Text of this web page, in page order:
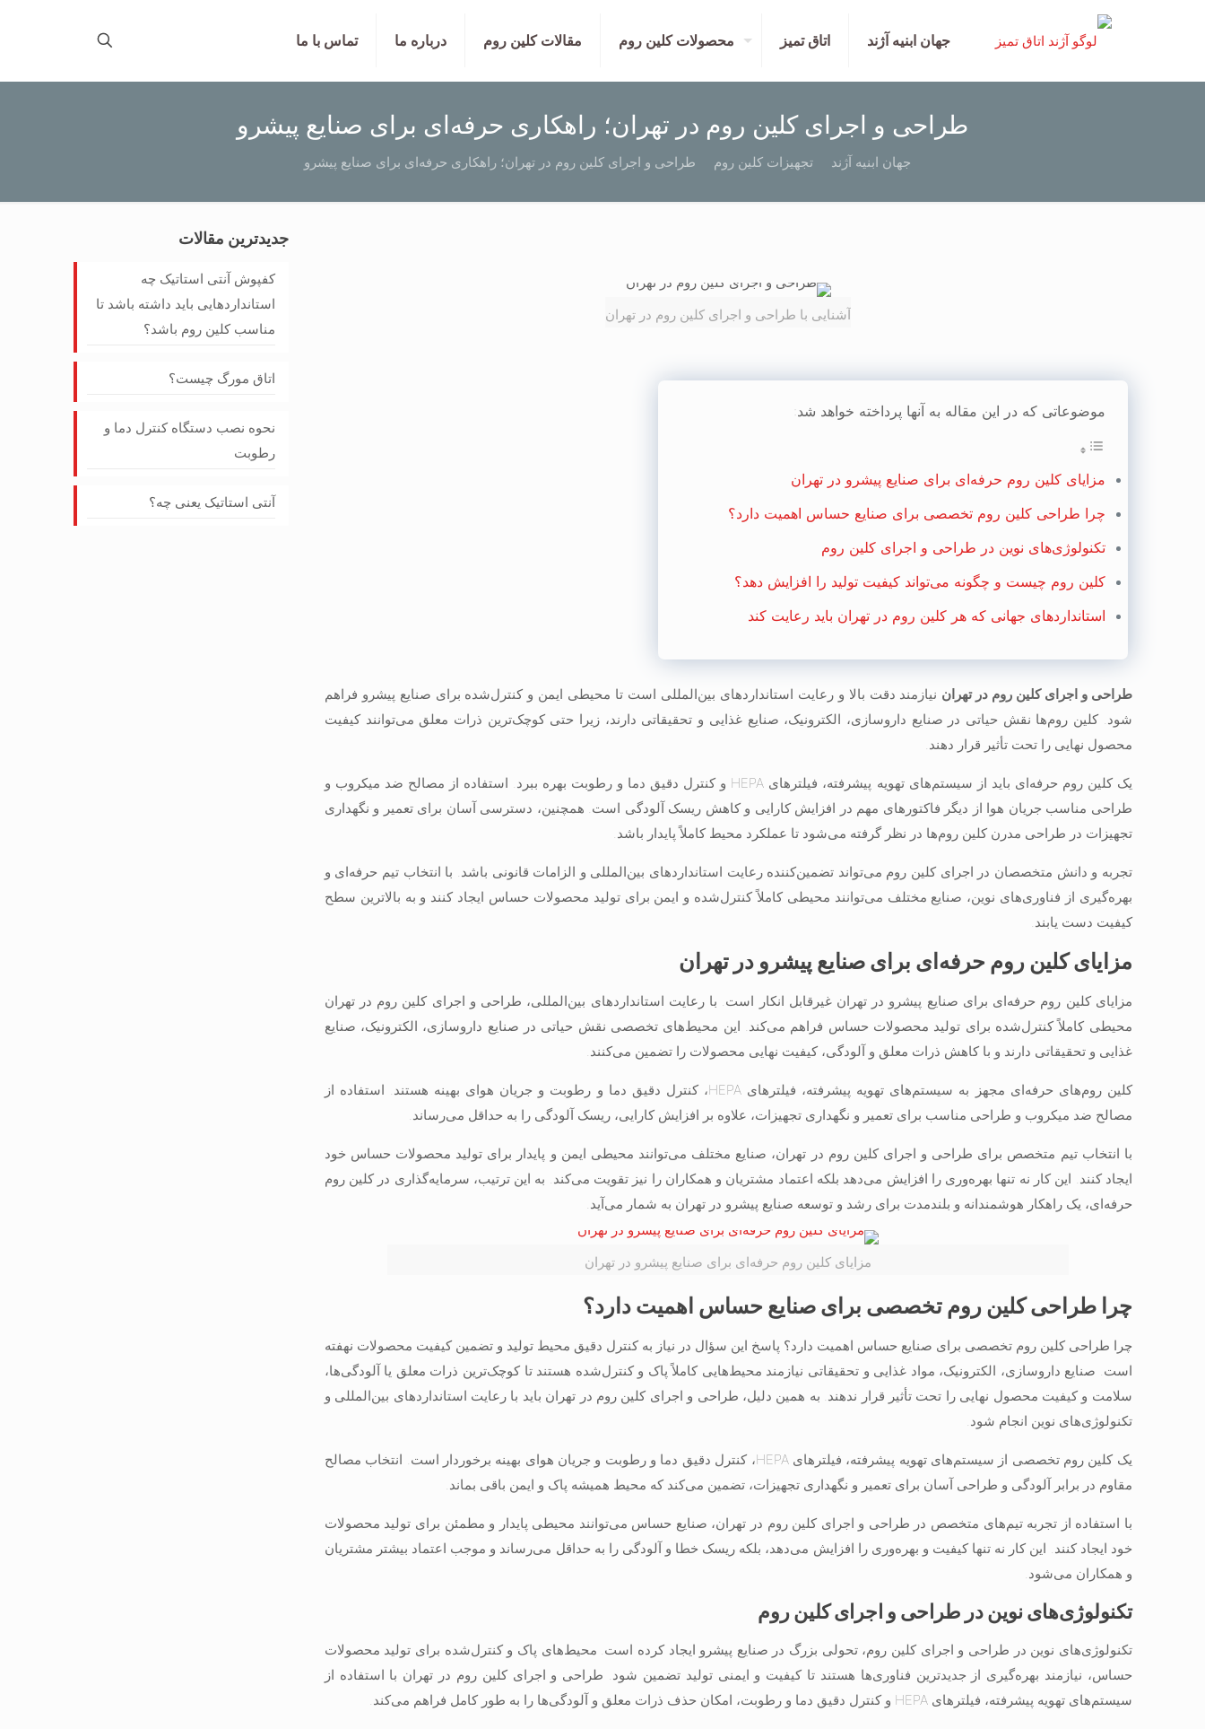
جهان ابنیه آژند اتاق تمیز محصولات کلین روم مقالات کلین روم درباره ما تماس با ما
طراحی و اجرای کلین روم در تهران؛ راهکاری حرفه‌ای برای صنایع پیشرو
جهان ابنیه آژند تجهیزات کلین روم طراحی و اجرای کلین روم در تهران؛ راهکاری حرفه‌ای برای صنایع پیشرو
آشنایی با طراحی و اجرای کلین روم در تهران
موضوعاتی که در این مقاله به آنها پرداخته خواهد شد:
مزایای کلین روم حرفه‌ای برای صنایع پیشرو در تهران
چرا طراحی کلین روم تخصصی برای صنایع حساس اهمیت دارد؟
تکنولوژی‌های نوین در طراحی و اجرای کلین روم
کلین روم چیست و چگونه می‌تواند کیفیت تولید را افزایش دهد؟
استانداردهای جهانی که هر کلین روم در تهران باید رعایت کند
طراحی و اجرای کلین روم در تهران نیازمند دقت بالا و رعایت استانداردهای بین‌المللی است تا محیطی ایمن و کنترل‌شده برای صنایع پیشرو فراهم
شود. کلین روم‌ها نقش حیاتی در صنایع داروسازی، الکترونیک، صنایع غذایی و تحقیقاتی دارند، زیرا حتی کوچک‌ترین ذرات معلق می‌توانند کیفیت
محصول نهایی را تحت تأثیر قرار دهند.
یک کلین روم حرفه‌ای باید از سیستم‌های تهویه پیشرفته، فیلترهای HEPA و کنترل دقیق دما و رطوبت بهره ببرد. استفاده از مصالح ضد میکروب و
طراحی مناسب جریان هوا از دیگر فاکتورهای مهم در افزایش کارایی و کاهش ریسک آلودگی است. همچنین، دسترسی آسان برای تعمیر و نگهداری
تجهیزات در طراحی مدرن کلین روم‌ها در نظر گرفته می‌شود تا عملکرد محیط کاملاً پایدار باشد.
تجربه و دانش متخصصان در اجرای کلین روم می‌تواند تضمین‌کننده رعایت استانداردهای بین‌المللی و الزامات قانونی باشد. با انتخاب تیم حرفه‌ای و
بهره‌گیری از فناوری‌های نوین، صنایع مختلف می‌توانند محیطی کاملاً کنترل‌شده و ایمن برای تولید محصولات حساس ایجاد کنند و به بالاترین سطح
کیفیت دست یابند.
مزایای کلین روم حرفه‌ای برای صنایع پیشرو در تهران
مزایای کلین روم حرفه‌ای برای صنایع پیشرو در تهران غیرقابل انکار است. با رعایت استانداردهای بین‌المللی، طراحی و اجرای کلین روم در تهران
محیطی کاملاً کنترل‌شده برای تولید محصولات حساس فراهم می‌کند. این محیط‌های تخصصی نقش حیاتی در صنایع داروسازی، الکترونیک، صنایع
غذایی و تحقیقاتی دارند و با کاهش ذرات معلق و آلودگی، کیفیت نهایی محصولات را تضمین می‌کنند.
کلین روم‌های حرفه‌ای مجهز به سیستم‌های تهویه پیشرفته، فیلترهای HEPA، کنترل دقیق دما و رطوبت و جریان هوای بهینه هستند. استفاده از
مصالح ضد میکروب و طراحی مناسب برای تعمیر و نگهداری تجهیزات، علاوه بر افزایش کارایی، ریسک آلودگی را به حداقل می‌رساند.
با انتخاب تیم متخصص برای طراحی و اجرای کلین روم در تهران، صنایع مختلف می‌توانند محیطی ایمن و پایدار برای تولید محصولات حساس خود
ایجاد کنند. این کار نه تنها بهره‌وری را افزایش می‌دهد بلکه اعتماد مشتریان و همکاران را نیز تقویت می‌کند. به این ترتیب، سرمایه‌گذاری در کلین روم
حرفه‌ای، یک راهکار هوشمندانه و بلندمدت برای رشد و توسعه صنایع پیشرو در تهران به شمار می‌آید.
مزایای کلین روم حرفه‌ای برای صنایع پیشرو در تهران
چرا طراحی کلین روم تخصصی برای صنایع حساس اهمیت دارد؟
چرا طراحی کلین روم تخصصی برای صنایع حساس اهمیت دارد؟ پاسخ این سؤال در نیاز به کنترل دقیق محیط تولید و تضمین کیفیت محصولات نهفته
است. صنایع داروسازی، الکترونیک، مواد غذایی و تحقیقاتی نیازمند محیط‌هایی کاملاً پاک و کنترل‌شده هستند تا کوچک‌ترین ذرات معلق یا آلودگی‌ها،
سلامت و کیفیت محصول نهایی را تحت تأثیر قرار ندهند. به همین دلیل، طراحی و اجرای کلین روم در تهران باید با رعایت استانداردهای بین‌المللی و
تکنولوژی‌های نوین انجام شود.
یک کلین روم تخصصی از سیستم‌های تهویه پیشرفته، فیلترهای HEPA، کنترل دقیق دما و رطوبت و جریان هوای بهینه برخوردار است. انتخاب مصالح
مقاوم در برابر آلودگی و طراحی آسان برای تعمیر و نگهداری تجهیزات، تضمین می‌کند که محیط همیشه پاک و ایمن باقی بماند.
با استفاده از تجربه تیم‌های متخصص در طراحی و اجرای کلین روم در تهران، صنایع حساس می‌توانند محیطی پایدار و مطمئن برای تولید محصولات
خود ایجاد کنند. این کار نه تنها کیفیت و بهره‌وری را افزایش می‌دهد، بلکه ریسک خطا و آلودگی را به حداقل می‌رساند و موجب اعتماد بیشتر مشتریان
و همکاران می‌شود.
تکنولوژی‌های نوین در طراحی و اجرای کلین روم
تکنولوژی‌های نوین در طراحی و اجرای کلین روم، تحولی بزرگ در صنایع پیشرو ایجاد کرده است. محیط‌های پاک و کنترل‌شده برای تولید محصولات
حساس، نیازمند بهره‌گیری از جدیدترین فناوری‌ها هستند تا کیفیت و ایمنی تولید تضمین شود. طراحی و اجرای کلین روم در تهران با استفاده از
سیستم‌های تهویه پیشرفته، فیلترهای HEPA و کنترل دقیق دما و رطوبت، امکان حذف ذرات معلق و آلودگی‌ها را به طور کامل فراهم می‌کند.
جدیدترین مقالات
کفپوش آنتی‌ استاتیک چه
استانداردهایی باید داشته باشد تا
مناسب کلین روم باشد؟
اتاق مورگ چیست؟
نحوه نصب دستگاه کنترل دما و
رطوبت
آنتی استاتیک یعنی چه؟